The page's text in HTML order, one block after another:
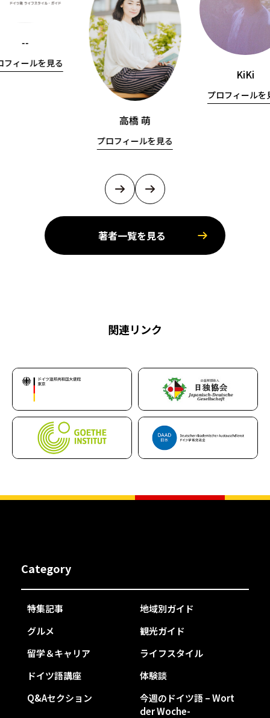
--
フィールを見る
高橋 萌
プロフィールを見る
KiKi
プロフィールを
著者一覧を見る
関連リンク
Category
特集記事
地域別ガイド
グルメ
観光ガイド
留学＆キャリア
ライフスタイル
ドイツ語講座
体験談
Q&Aセクション
今週のドイツ語 – Wort
der Woche-